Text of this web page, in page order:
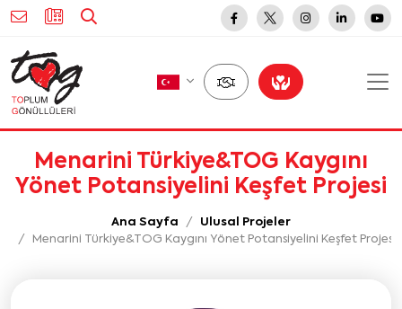
Menarini Türkiye&TOG Kaygını
Yönet Potansiyelini Keşfet Projesi
Ana Sayfa
Ulusal Projeler
Menarini Türkiye&TOG Kaygını Yönet Potansiyelini Keşfet Projesi